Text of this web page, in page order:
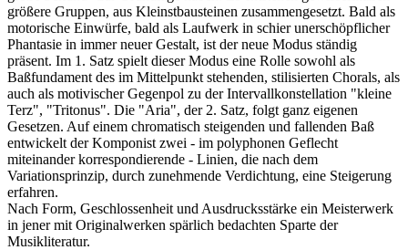
größere Gruppen, aus Kleinstbausteinen zusammengesetzt. Bald als
motorische Einwürfe, bald als Laufwerk in schier unerschöpflicher
Phantasie in immer neuer Gestalt, ist der neue Modus ständig
präsent. Im 1. Satz spielt dieser Modus eine Rolle sowohl als
Baßfundament des im Mittelpunkt stehenden, stilisierten Chorals, als
auch als motivischer Gegenpol zu der Intervallkonstellation "kleine
Terz", "Tritonus". Die "Aria", der 2. Satz, folgt ganz eigenen
Gesetzen. Auf einem chromatisch steigenden und fallenden Baß
entwickelt der Komponist zwei - im polyphonen Geflecht
miteinander korrespondierende - Linien, die nach dem
Variationsprinzip, durch zunehmende Verdichtung, eine Steigerung
erfahren.
Nach Form, Geschlossenheit und Ausdrucksstärke ein Meisterwerk
in jener mit Originalwerken spärlich bedachten Sparte der
Musikliteratur.